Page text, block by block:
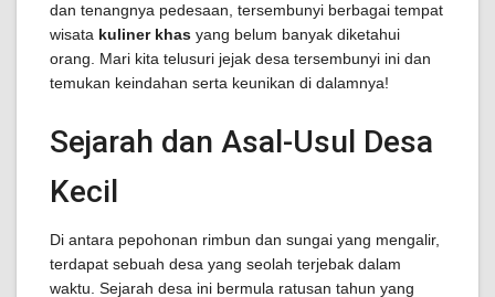
dan tenangnya pedesaan, tersembunyi berbagai tempat
wisata kuliner khas yang belum banyak diketahui
orang. Mari kita telusuri jejak desa tersembunyi ini dan
temukan keindahan serta keunikan di dalamnya!
Sejarah dan Asal-Usul Desa
Kecil
Di antara pepohonan rimbun dan sungai yang mengalir,
terdapat sebuah desa yang seolah terjebak dalam
waktu. Sejarah desa ini bermula ratusan tahun yang